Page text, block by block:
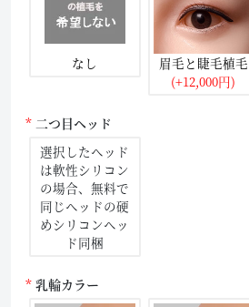
なし
眉毛と睫毛植毛
(+12,000円)
二つ目ヘッド
選択したヘッド
は軟性シリコン
の場合、無料で
同じヘッドの硬
めシリコンヘッ
ド同梱
乳輪カラー